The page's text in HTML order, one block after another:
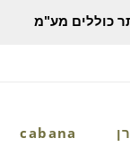
כוללים מע"מ
cabana